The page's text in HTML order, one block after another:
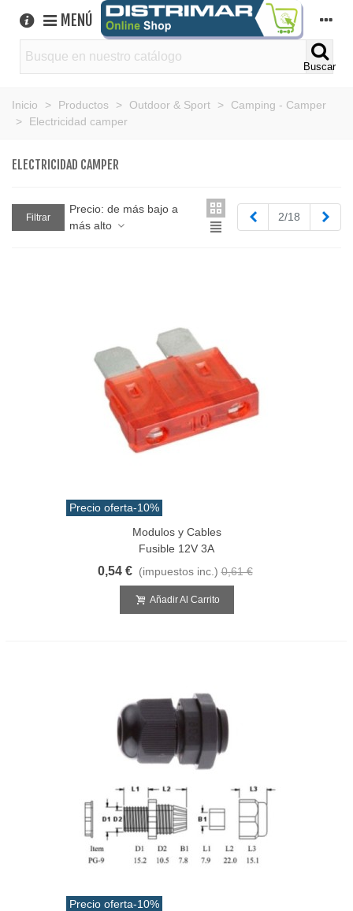
MENÚ
Buscar
Inicio > Productos > Outdoor & Sport >
Camping - Camper
>
Electricidad camper
ELECTRICIDAD CAMPER
Filtrar
Precio: de más bajo a
más alto
Anterior
2/18
Precio oferta-10%
Modulos y Cables
Fusible 12V 3A
0,54 € (impuestos inc.) 0,61 €
Añadir Al Carrito
Precio oferta-10%